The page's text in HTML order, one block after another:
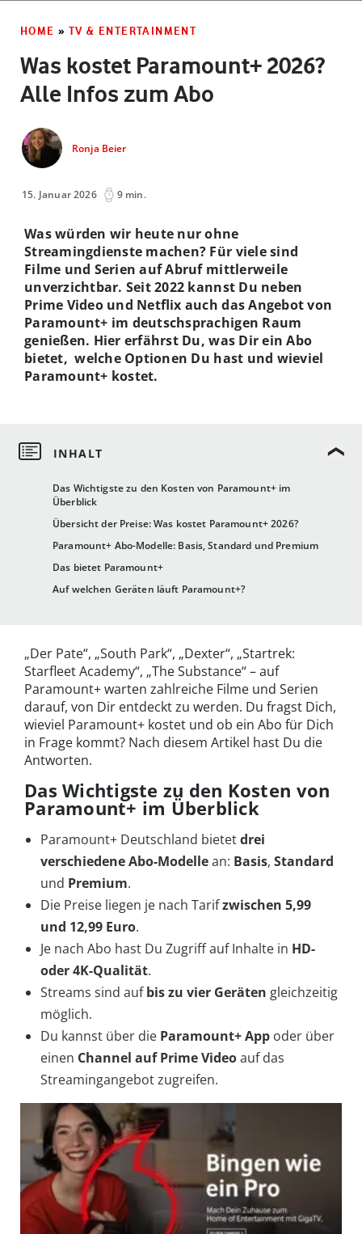
HOME » TV & ENTERTAINMENT
Was kostet Paramount+ 2026?
Alle Infos zum Abo
Ronja Beier
15. Januar 2026 9 min.
Das Wichtigste zu den Kosten von Paramount+ im
Überblick
Übersicht der Preise: Was kostet Paramount+ 2026?
Paramount+ Abo-Modelle: Basis, Standard und Premium
Das bietet Paramount+
Auf welchen Geräten läuft Paramount+?
Was würden wir heute nur ohne
Streamingdienste machen? Für viele sind
Filme und Serien auf Abruf mittlerweile
unverzichtbar. Seit 2022 kannst Du neben
Prime Video und Netflix auch das Angebot von
Paramount+ im deutschsprachigen Raum
genießen. Hier erfährst Du, was Dir ein Abo
bietet, welche Optionen Du hast und wieviel
Paramount+ kostet.
„Der Pate“, „South Park“, „Dexter“, „Startrek:
Starfleet Academy“, „The Substance“ – auf
Paramount+ warten zahlreiche Filme und Serien
darauf, von Dir entdeckt zu werden. Du fragst Dich,
wieviel Paramount+ kostet und ob ein Abo für Dich
in Frage kommt? Nach diesem Artikel hast Du die
Antworten.
Das Wichtigste zu den Kosten von
Paramount+ im Überblick
Paramount+ Deutschland bietetdrei
verschiedene Abo-Modellean: Basis, Standard
und Premium.
Die Preise liegen je nach Tarifzwischen 5,99
und 12,99 Euro.
Je nach Abo hast Du Zugriff auf Inhalte in HD-
oder 4K-Qualität.
Streams sind aufbis zu vier Geräten gleichzeitig
möglich.
Du kannst über die Paramount+ App oder über
einen Channel auf Prime Videoauf das
Streamingangebot zugreifen.